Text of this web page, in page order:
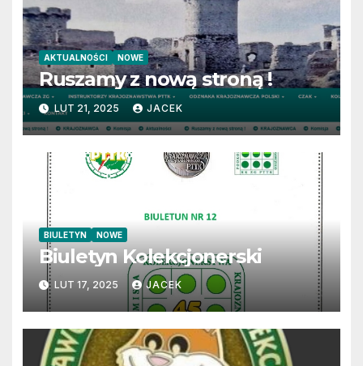
AKTUALNOŚCI NOWE
Ruszamy z nową stroną !
LUT 21, 2025 JACEK
BIULETYN NOWE
Biuletyn Kolekcjonerski
LUT 17, 2025 JACEK